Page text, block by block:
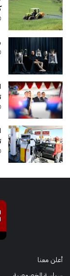
أعلن معنا